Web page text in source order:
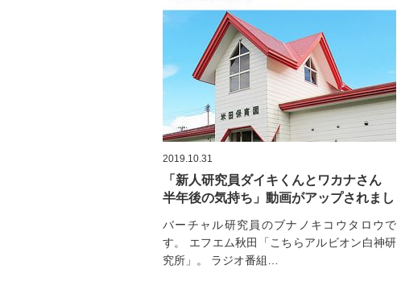
2019.10.31
「新人研究員ダイキくんとワカナさん
半年後の気持ち」動画がアップされまし
バーチャル研究員のブナノキコウタロウで
す。 エフエム秋田「こちらアルビオン白神研
究所」。 ラジオ番組…